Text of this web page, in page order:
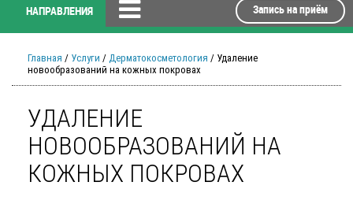
НАПРАВЛЕНИЯ Запись на приём
Главная / Услуги / Дерматокосметология / Удаление
новообразований на кожных покровах
УДАЛЕНИЕ
НОВООБРАЗОВАНИЙ НА
КОЖНЫХ ПОКРОВАХ